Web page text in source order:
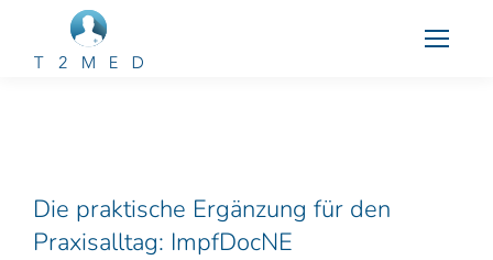
Die praktische Ergänzung für den
Praxisalltag: ImpfDocNE